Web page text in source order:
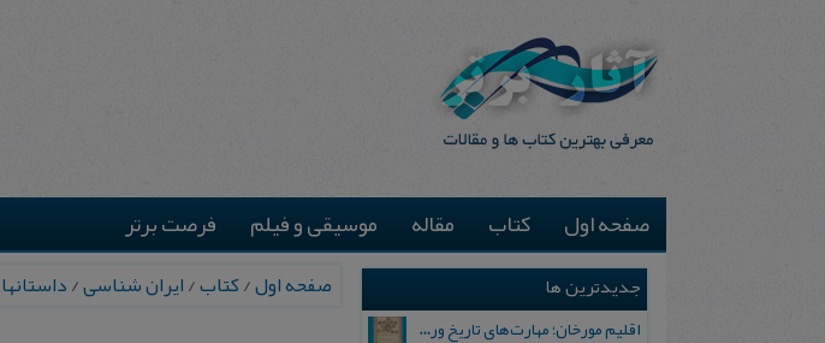
صفحه اول کتاب مقاله موسیقی و فیلم فرصت برتر
صفحه اول/کتاب/ایران شناسی/ جدیدترین ها
اقلیم مورخان؛ مهارت‌های تاریخ ورزی علمی